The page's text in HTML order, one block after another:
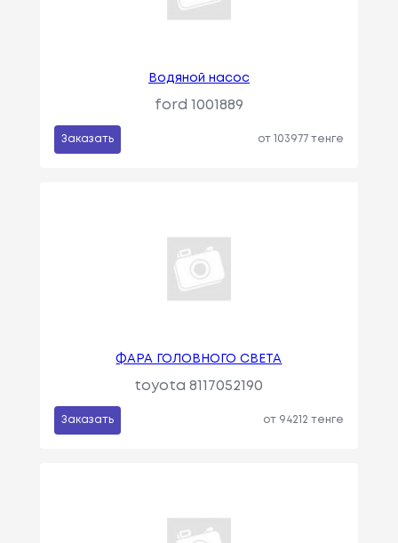
Водяной насос
ford 1001889
Заказать от 103977 тенге
ФАРА ГОЛОВНОГО СВЕТА
toyota 8117052190
Заказать от 94212 тенге